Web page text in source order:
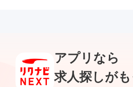
アプリなら
求人探しがも